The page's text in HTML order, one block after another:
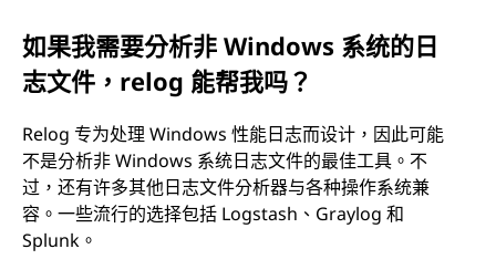
如果我需要分析非 Windows 系统的日
志文件，relog 能帮我吗？
Relog 专为处理 Windows 性能日志而设计，因此可能
不是分析非 Windows 系统日志文件的最佳工具。不
过，还有许多其他日志文件分析器与各种操作系统兼
容。一些流行的选择包括 Logstash、Graylog 和
Splunk。